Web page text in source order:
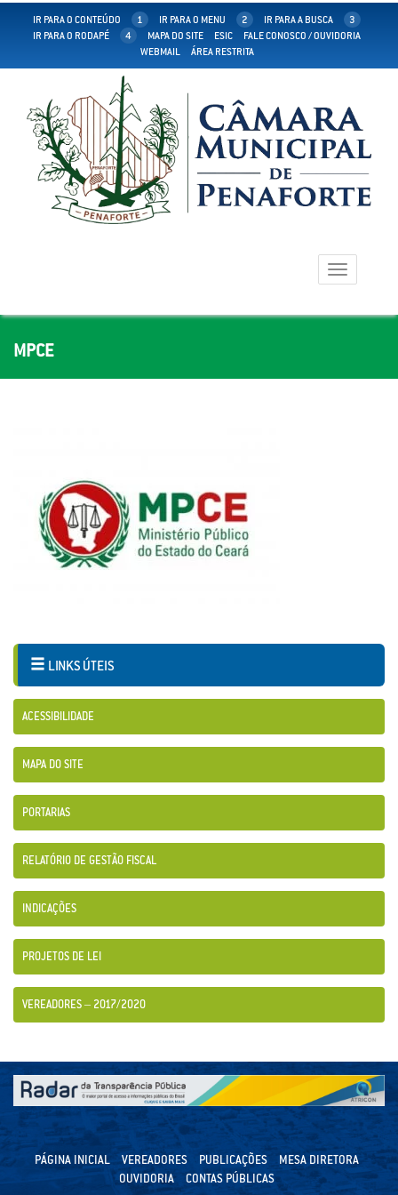
IR PARA O CONTEÚDO 1 IR PARA O MENU 2 IR PARA A BUSCA
3
IR PARA O RODAPÉ
4 MAPA DO SITE ESIC
FALE CONOSCO / OUVIDORIA
WEBMAIL
ÁREA RESTRITA
Toggle
navigation
MPCE
LINKS ÚTEIS
ACESSIBILIDADE
MAPA DO SITE
PORTARIAS
RELATÓRIO DE GESTÃO FISCAL
INDICAÇÕES
PROJETOS DE LEI
VEREADORES – 2017/2020
PÁGINA INICIAL VEREADORES PUBLICAÇÕES
MESA DIRETORA
OUVIDORIA
CONTAS PÚBLICAS